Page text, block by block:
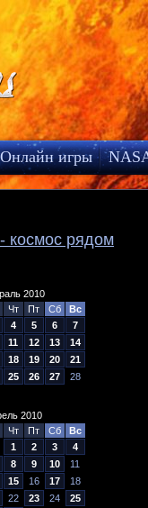
Онлайн игры
космос рядом
2010
Чт Пт Сб
Вс
4 5 6
7
11 12 13
14
18 19 20
21
25 26 27 28
2010
Чт Пт Сб
Вс
1
2 3
4
8 9 10
11
15 16 17
18
22 23 24
25